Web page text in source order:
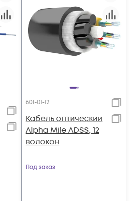
601-01-12
Кабель оптический
Alpha Mile ADSS, 12
волокон
Под заказ